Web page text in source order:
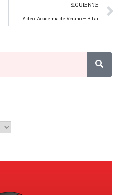
SIGUIENTE
Video: Academia de Verano – Billar